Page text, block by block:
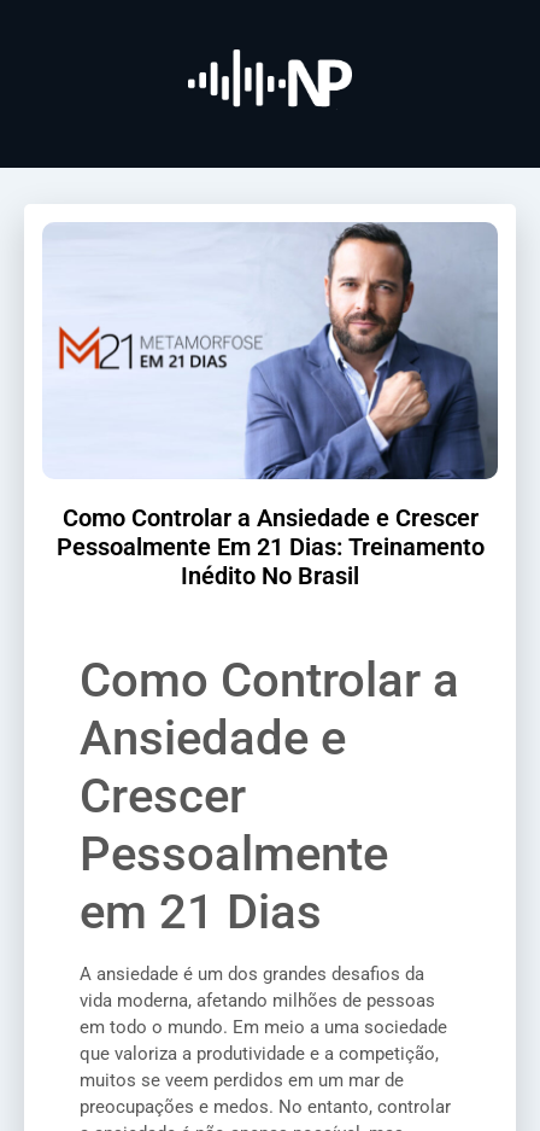
Como Controlar a Ansiedade e Crescer
Pessoalmente Em 21 Dias: Treinamento
Inédito No Brasil
Como Controlar a
Ansiedade e
Crescer
Pessoalmente
em 21 Dias
A ansiedade é um dos grandes desafios da
vida moderna, afetando milhões de pessoas
em todo o mundo. Em meio a uma sociedade
que valoriza a produtividade e a competição,
muitos se veem perdidos em um mar de
preocupações e medos. No entanto, controlar